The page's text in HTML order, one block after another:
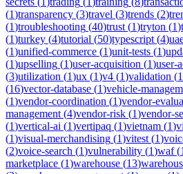
(1)transparency (3)travel (3)trends (2)
(1)troubleshooting (40)trust (1)tryton (1)
(1)turkey (4)tutorial (50)typescript (4)
(1)unified-commerce (1)unit-tests (1)
(1)upselling (1)user-acquisition (1)user-
(3)utilization (1)ux (1)v4 (1)validation (1
(16)vector-database (1)vehicle-
(1)vendor-coordination (1)vendor-
management (4)vendor-risk (1)vendor-
(1)vertical-ai (1)vertipaq (1)vietnam (1)
(1)visual-merchandising (1)vitest (1)
(2)voice-search (1)vulnerability (1)waf(1
marketplace (1)warehouse (13)